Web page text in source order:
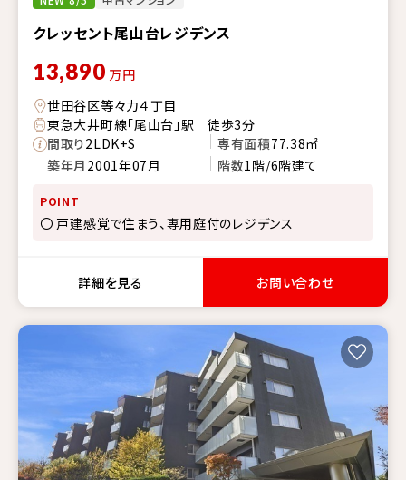
クレッセント尾山台レジデンス
13,890 万円
世田谷区等々力４丁目
東急大井町線「尾山台」駅 徒歩3分
間取り2LDK+S 専有面積77.38㎡
築年月 2001年07月 階数1階/6階建て
POINT
〇 戸建感覚で住まう、専用庭付のレジデンス
詳細を見る お問い合わせ